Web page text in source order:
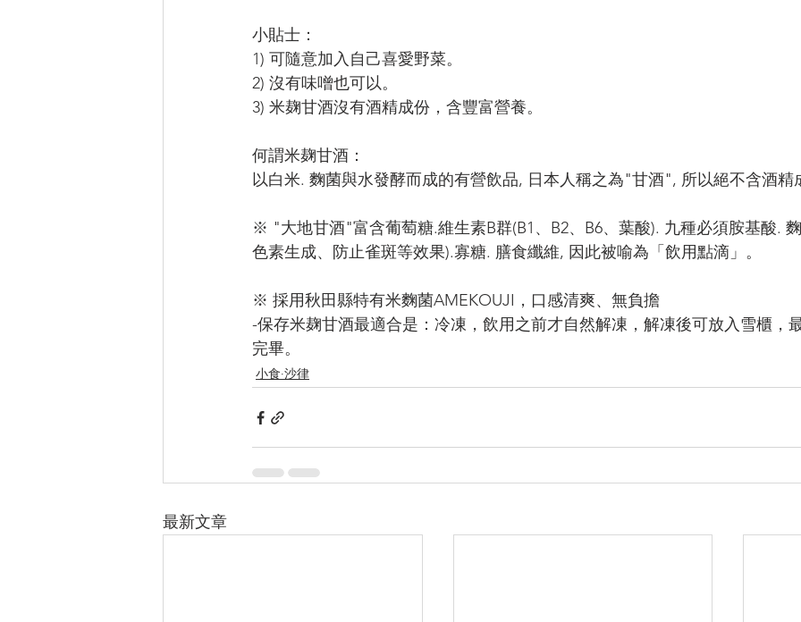
小貼士：
1) 可隨意加入自己喜愛野菜。
2) 沒有味噌也可以。
3) 米麹甘酒沒有酒精成份，含豐富營養。
何謂米麹甘酒：
以白米. 麴菌與水發酵而成的有營飲品, 日本人稱之為"甘酒", 所以絕不含酒精
※ "大地甘酒"富含葡萄糖.維生素B群(B1、B2、B6、葉酸). 九種必須胺基酸.
色素生成、防止雀斑等效果).寡糖. 膳食纖維, 因此被喻為「飲用點滴」。
※ 採用秋田縣特有米麴菌AMEKOUJI，口感清爽、無負擔
-保存米麹甘酒最適合是：冷凍，飲用之前才自然解凍，解凍後可放入雪櫃，
完畢。
小食·沙律
最新文章